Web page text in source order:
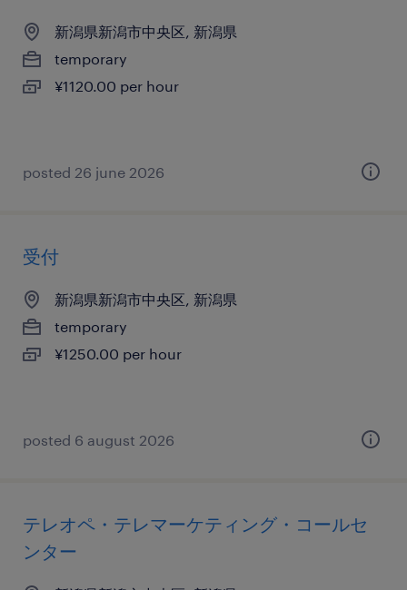
新潟県新潟市中央区, 新潟県
temporary
¥1120.00 per hour
posted 26 june 2026
受付
新潟県新潟市中央区, 新潟県
temporary
¥1250.00 per hour
posted 6 august 2026
テレオペ・テレマーケティング・コールセ
ンター